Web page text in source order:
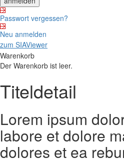
Passwort vergessen?
Neu anmelden
zum SIAViewer
Warenkorb
Der Warenkorb ist leer.
Titeldetail
Lorem ipsum
labore et dolore
dolores et ea